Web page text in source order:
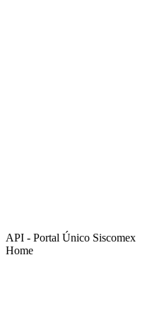
API - Portal Único Siscomex
Home